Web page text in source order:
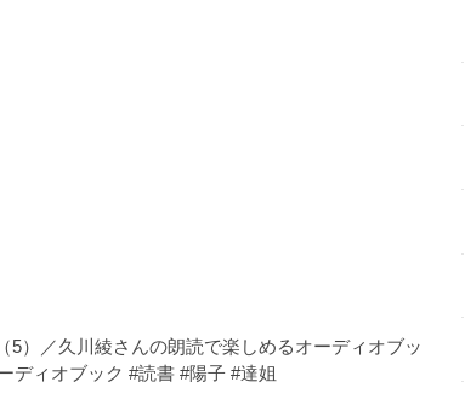
）／久川綾さんの朗読で楽しめるオーディオブッ
ディオブック #読書 #陽子 #達姐